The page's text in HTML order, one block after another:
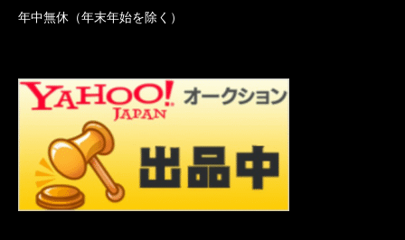
年中無休（年末年始を除く）